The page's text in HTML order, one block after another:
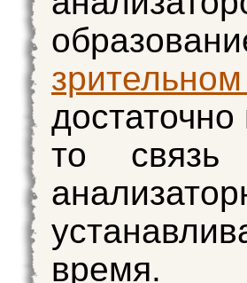
достаточно
то связь